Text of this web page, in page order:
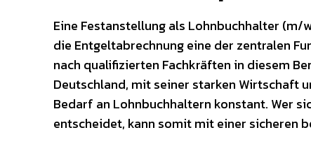
Eine Festanstellung als Lohnbuchhalter
die Entgeltabrechnung eine der zentralen
nach qualifizierten Fachkräften in diesem
Deutschland, mit seiner starken Wirtschaft
Bedarf an Lohnbuchhaltern konstant. Wer
entscheidet, kann somit mit einer sicheren